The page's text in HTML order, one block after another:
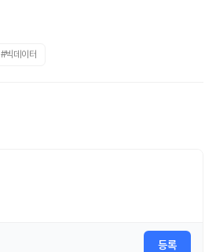
#빅데이터
등록